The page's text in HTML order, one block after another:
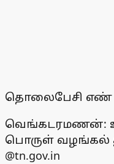
தொலைபேசி எண் :
வெங்கடரமணன்:
பொருள் வழங்கல்
@tn.gov.in